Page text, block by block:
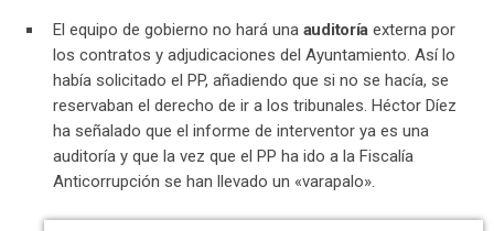
El equipo de gobierno no hará una auditoría externa por
los contratos y adjudicaciones del Ayuntamiento. Así lo
había solicitado el PP, añadiendo que si no se hacía, se
reservaban el derecho de ir a los tribunales. Héctor Díez
ha señalado que el informe de interventor ya es una
auditoría y que la vez que el PP ha ido a la Fiscalía
Anticorrupción se han llevado un «varapalo».